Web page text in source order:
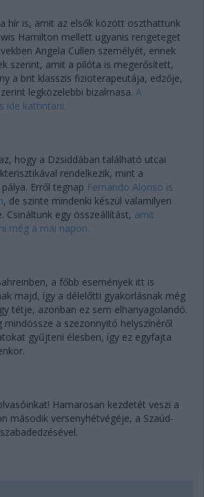
hír is, amit az elsők között oszthattunk
Hamilton mellett ugyanis rengeteget
Angela Cullen személyét, ennek
szerint, amit a pilóta is megerősített,
a brit klasszis fizioterapeutája, edzője,
legközelebbi bizalmasa. A
ide kattintani.
hogy a Dzsiddában található utcai
rendelkezik, mint a
Erről tegnap Fernando Alonso is
, de szinte mindenki készül valamilyen
Csináltunk egy összeállítást, amit
még a mai napon.
a főbb események itt is
majd, így a délelőtti gyakorlásnak még
tétje, azonban ez sem elhanyagolandó.
mindössze a szezonnyitó helyszínéről
gyűjteni élesben, így ez egyfajta
Hamarosan kezdetét veszi a
második versenyhétvégéje, a Szaúd-